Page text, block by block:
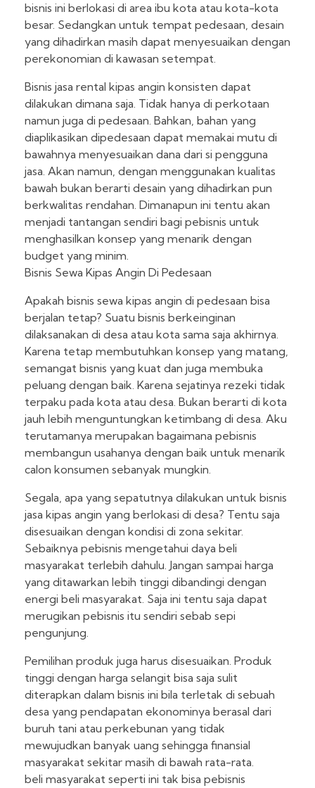
bisnis ini berlokasi di area ibu kota atau kota-kota
besar. Sedangkan untuk tempat pedesaan, desain
yang dihadirkan masih dapat menyesuaikan dengan
perekonomian di kawasan setempat.
Bisnis jasa rental kipas angin konsisten dapat
dilakukan dimana saja. Tidak hanya di perkotaan
namun juga di pedesaan. Bahkan, bahan yang
diaplikasikan dipedesaan dapat memakai mutu di
bawahnya menyesuaikan dana dari si pengguna
jasa. Akan namun, dengan menggunakan kualitas
bawah bukan berarti desain yang dihadirkan pun
berkwalitas rendahan. Dimanapun ini tentu akan
menjadi tantangan sendiri bagi pebisnis untuk
menghasilkan konsep yang menarik dengan
budget yang minim.
Bisnis Sewa Kipas Angin Di Pedesaan
Apakah bisnis sewa kipas angin di pedesaan bisa
berjalan tetap? Suatu bisnis berkeinginan
dilaksanakan di desa atau kota sama saja akhirnya.
Karena tetap membutuhkan konsep yang matang,
semangat bisnis yang kuat dan juga membuka
peluang dengan baik. Karena sejatinya rezeki tidak
terpaku pada kota atau desa. Bukan berarti di kota
jauh lebih menguntungkan ketimbang di desa. Aku
terutamanya merupakan bagaimana pebisnis
membangun usahanya dengan baik untuk menarik
calon konsumen sebanyak mungkin.
Segala, apa yang sepatutnya dilakukan untuk bisnis
jasa kipas angin yang berlokasi di desa? Tentu saja
disesuaikan dengan kondisi di zona sekitar.
Sebaiknya pebisnis mengetahui daya beli
masyarakat terlebih dahulu. Jangan sampai harga
yang ditawarkan lebih tinggi dibandingi dengan
energi beli masyarakat. Saja ini tentu saja dapat
merugikan pebisnis itu sendiri sebab sepi
pengunjung.
Pemilihan produk juga harus disesuaikan. Produk
tinggi dengan harga selangit bisa saja sulit
diterapkan dalam bisnis ini bila terletak di sebuah
desa yang pendapatan ekonominya berasal dari
buruh tani atau perkebunan yang tidak
mewujudkan banyak uang sehingga finansial
masyarakat sekitar masih di bawah rata-rata.
beli masyarakat seperti ini tak bisa pebisnis